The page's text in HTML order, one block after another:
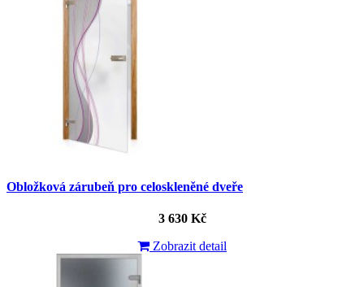
Obložková zárubeň pro celoskleněné dveře
3 630 Kč
Zobrazit detail